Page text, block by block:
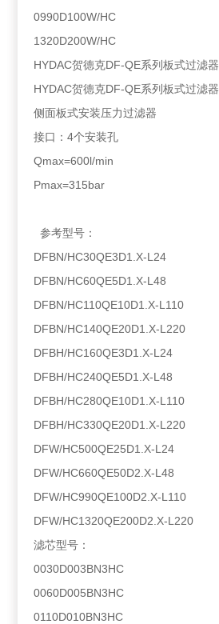
0990D100W/HC
1320D200W/HC
HYDAC贺德克DF-QE系列板式过滤器
HYDAC贺德克DF-QE系列板式过滤器
侧面板式安装压力过滤器
接口：4个安装孔
Qmax=600l/min
Pmax=315bar
参考型号：
DFBN/HC30QE3D1.X-L24
DFBN/HC60QE5D1.X-L48
DFBN/HC110QE10D1.X-L110
DFBN/HC140QE20D1.X-L220
DFBH/HC160QE3D1.X-L24
DFBH/HC240QE5D1.X-L48
DFBH/HC280QE10D1.X-L110
DFBH/HC330QE20D1.X-L220
DFW/HC500QE25D1.X-L24
DFW/HC660QE50D2.X-L48
DFW/HC990QE100D2.X-L110
DFW/HC1320QE200D2.X-L220
滤芯型号：
0030D003BN3HC
0060D005BN3HC
0110D010BN3HC